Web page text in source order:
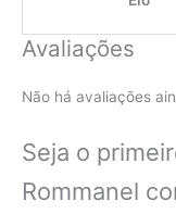
Avaliações
Não há avaliações
Seja o
Rommanel